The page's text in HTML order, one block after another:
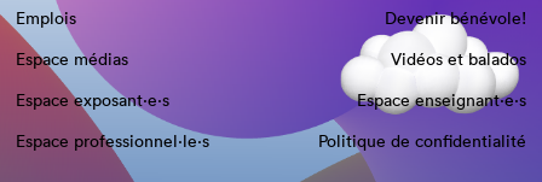
Emplois
Devenir bénévole!
Espace médias
Vidéos et balados
Espace exposant·e⋅s
Espace enseignant·e⋅s
Espace professionnel·le⋅s
Politique de confidentialité